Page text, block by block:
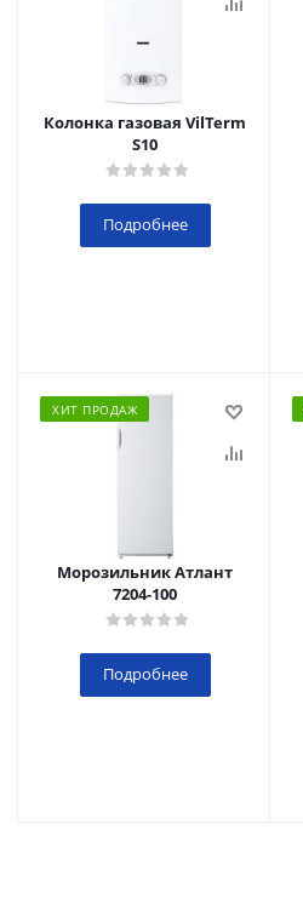
Колонка газовая VilTerm
S10
Подробнее
ХИТ ПРОДАЖ
Морозильник Атлант
7204-100
Подробнее